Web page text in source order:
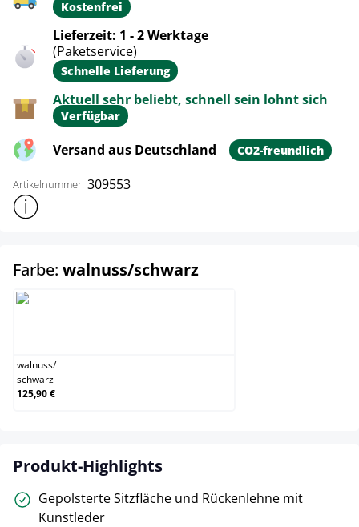
Kostenfrei
Lieferzeit: 1 - 2 Werktage
(Paketservice)
Schnelle Lieferung
Aktuell sehr beliebt, schnell sein lohnt sich
Verfügbar
Versand aus Deutschland CO2-freundlich
Artikelnummer: 309553
Weitere Produktinformationen anzeigen
Farbe: walnuss/schwarzauswählen
walnuss/
schwarz
125,90 €
Produkt-Highlights
Gepolsterte Sitzfläche und Rückenlehne mit
Kunstleder